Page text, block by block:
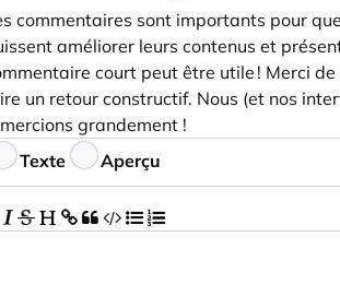
commentaires sont importants pour
améliorer leurs contenus et
court peut être utile ! Merci
un retour constructif. Nous (et nos
grandement !
Texte Aperçu